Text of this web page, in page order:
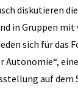
diskutieren
in Gruppen
sich für das
Autonomie“,
auf dem